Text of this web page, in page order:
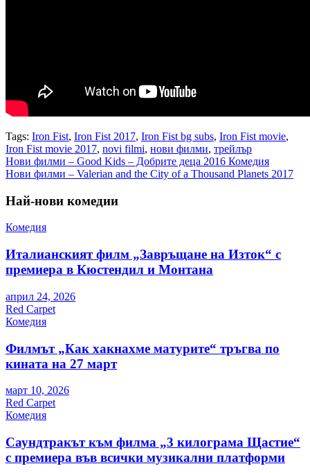
Tags: Iron Fist, Iron Fist 2017, Iron Fist bg subs, Iron Fist movie,
Iron Fist movie 2017, novi filmi, нови филми, трейлър
Навигация
Нови филми – Good Kids – Добрите деца 2016 Комедия
Нови филми – Valerian and the City of a Thousand Planets 2017
Най-нови комедии
Комедия
Италианският филм „Завръщане на Изток“ с
премиера в Кюстендил и Монтана
април 24, 2026
Red Carpet
Комедия
Филмът „Как хакнахме матурите“ тръгва по
кината на 27 март
март 10, 2026
Red Carpet
Комедия
Саундтракът към филма „3 килограма Щастие“
с премиера във всички музикални платформи